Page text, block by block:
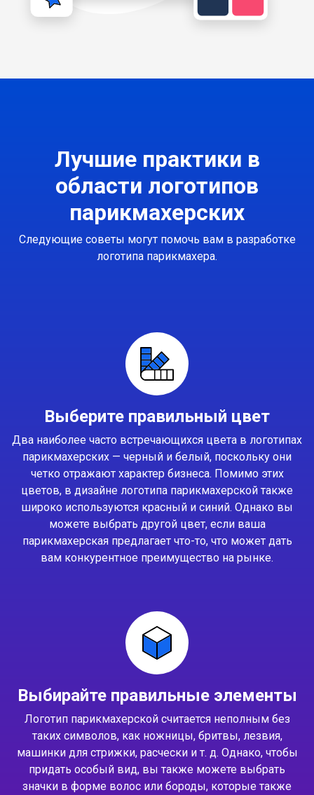
Лучшие практики в
области логотипов
парикмахерских
Следующие советы могут помочь вам в разработке
логотипа парикмахера.
Выберите правильный цвет
Два наиболее часто встречающихся цвета в логотипах
парикмахерских — черный и белый, поскольку они
четко отражают характер бизнеса. Помимо этих
цветов, в дизайне логотипа парикмахерской также
широко используются красный и синий. Однако вы
можете выбрать другой цвет, если ваша
парикмахерская предлагает что-то, что может дать
вам конкурентное преимущество на рынке.
Выбирайте правильные элементы
Логотип парикмахерской считается неполным без
таких символов, как ножницы, бритвы, лезвия,
машинки для стрижки, расчески и т. д. Однако, чтобы
придать особый вид, вы также можете выбрать
значки в форме волос или бороды, которые также